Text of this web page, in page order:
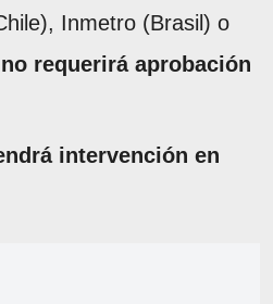
Inmetro (Brasil) o
requerirá aprobación
intervención en